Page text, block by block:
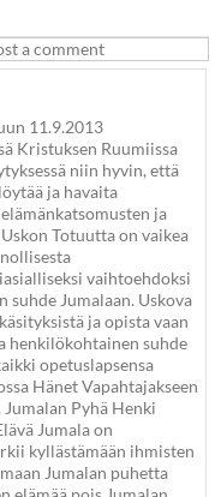
a comment
11.9.2013
Kristuksen Ruumiissa
niin hyvin, että
ja havaita
ja
Totuutta on vaikea
vaihtoehdoksi
Jumalaan. Uskova
ja opista vaan
henkilökohtainen suhde
opetuslapsensa
Hänet Vapahtajakseen
Pyhä Henki
Jumala on
kyllästämään ihmisten
Jumalan puhetta